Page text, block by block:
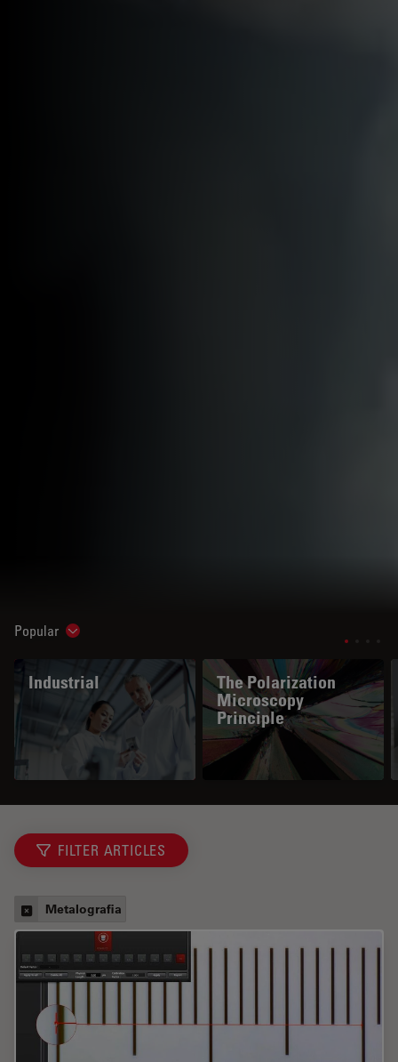
Popular Show subnavigation
Industrial
The Polarization
Microscopy
Principle
FILTER ARTICLES
Metalografia